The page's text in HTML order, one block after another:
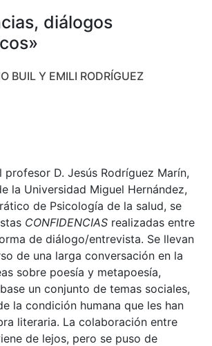
diálogos
BUIL Y EMILI RODRÍGUEZ
D. Jesús Rodríguez Marín,
la Universidad Miguel Hernández,
de Psicología de la salud, se
CONFIDENCIAS realizadas entre
de diálogo/entrevista. Se llevan
de una larga conversación en la
sobre poesía y metapoesía,
un conjunto de temas sociales,
la condición humana que les han
literaria. La colaboración entre
de lejos, pero se puso de